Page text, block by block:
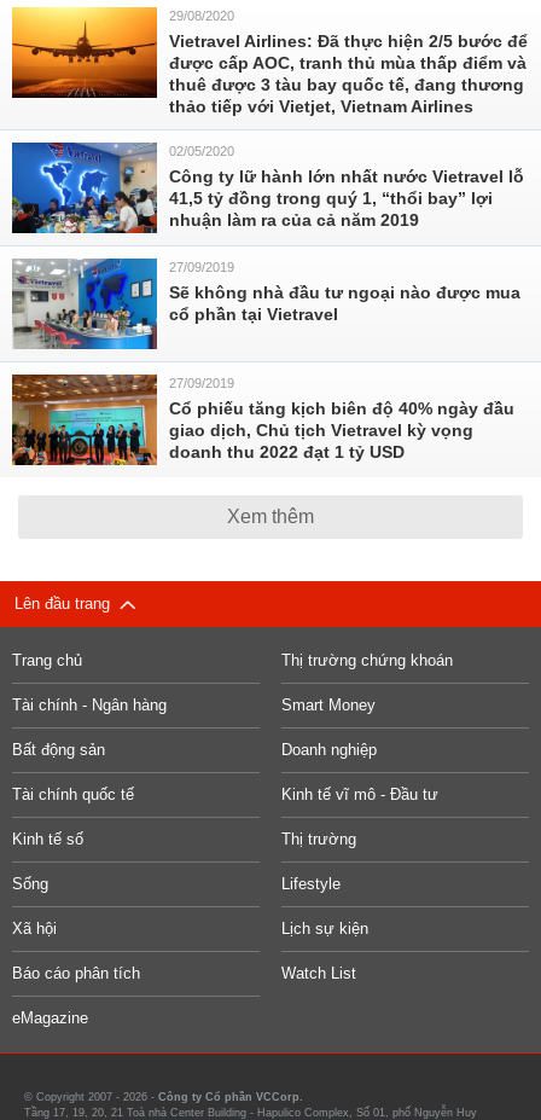
29/08/2020
Vietravel Airlines: Đã thực hiện 2/5 bước để
được cấp AOC, tranh thủ mùa thấp điểm và
thuê được 3 tàu bay quốc tế, đang thương
thảo tiếp với Vietjet, Vietnam Airlines
02/05/2020
Công ty lữ hành lớn nhất nước Vietravel lỗ
41,5 tỷ đồng trong quý 1, “thổi bay” lợi
nhuận làm ra của cả năm 2019
27/09/2019
Sẽ không nhà đầu tư ngoại nào được mua
cổ phần tại Vietravel
27/09/2019
Cổ phiếu tăng kịch biên độ 40% ngày đầu
giao dịch, Chủ tịch Vietravel kỳ vọng
doanh thu 2022 đạt 1 tỷ USD
Xem thêm
Lên đầu trang
Trang chủ Thị trường chứng khoán
Tài chính - Ngân hàng Smart Money
Bất động sản Doanh nghiệp
Tài chính quốc tế Kinh tế vĩ mô - Đầu tư
Kinh tế số Thị trường
Sống Lifestyle
Xã hội Lịch sự kiện
Báo cáo phân tích Watch List
eMagazine
© Copyright 2007 - 2026 - Công ty Cổ phần VCCorp.
Tầng 17, 19, 20, 21 Toà nhà Center Building - Hapulico Complex, Số 01, phố Nguyễn Huy